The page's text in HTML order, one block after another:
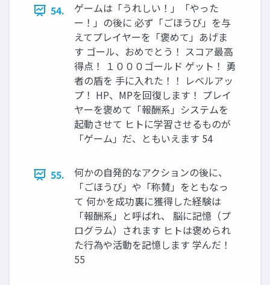
54.
ゲームは「うれしい！」「やった
ー！」の後に 必ず「ごほうび」を与
えてプレイヤーを「褒めて」あげま
す ゴール、おめでとう！ スコア最高
得点！ １０００ゴールド ゲット！ 勇
者の盾を 手に入れた！！ レベルアッ
プ！ HP、MPを回復します！ プレイ
ヤーを褒めて「報酬系」システムを
起動させて ヒトに学習させるものが
「ゲーム」だ、ともいえます 54
55.
何かの自発的なアクションの後に、
「ごほうび」や「称賛」をともなっ
て 何かを成功裏に獲得した経験は
「報酬系」と呼ばれ、 脳に記憶（プ
ログラム）されます ヒトは褒められ
た行為や活動を記憶します 学んだ！
55